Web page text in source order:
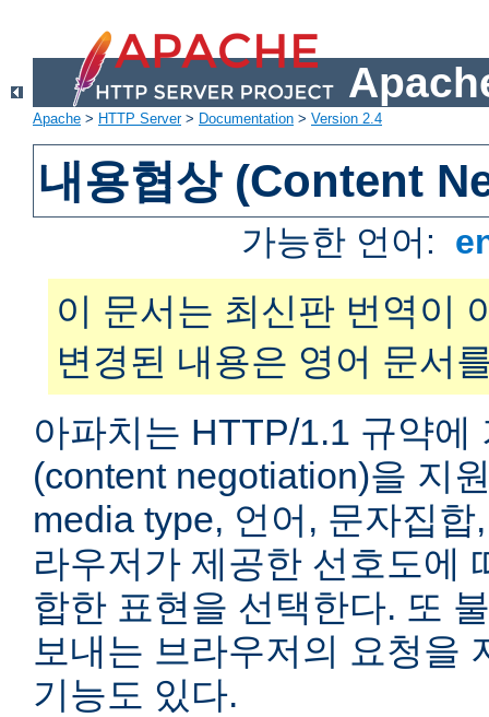
Apache > HTTP Server> Documentation > Version 2.4
내용협상 (Content
가능한 언어:
이 문서는 최신판 번역이
변경된 내용은 영어 문서
아파치는 HTTP/1.1 규약에
(content negotiation)을 지
media type, 언어, 문자집
라우저가 제공한 선호도에
합한 표현을 선택한다. 또
보내는 브라우저의 요청을
기능도 있다.